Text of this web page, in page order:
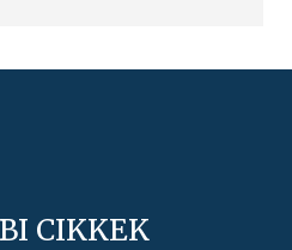
CIKKEK